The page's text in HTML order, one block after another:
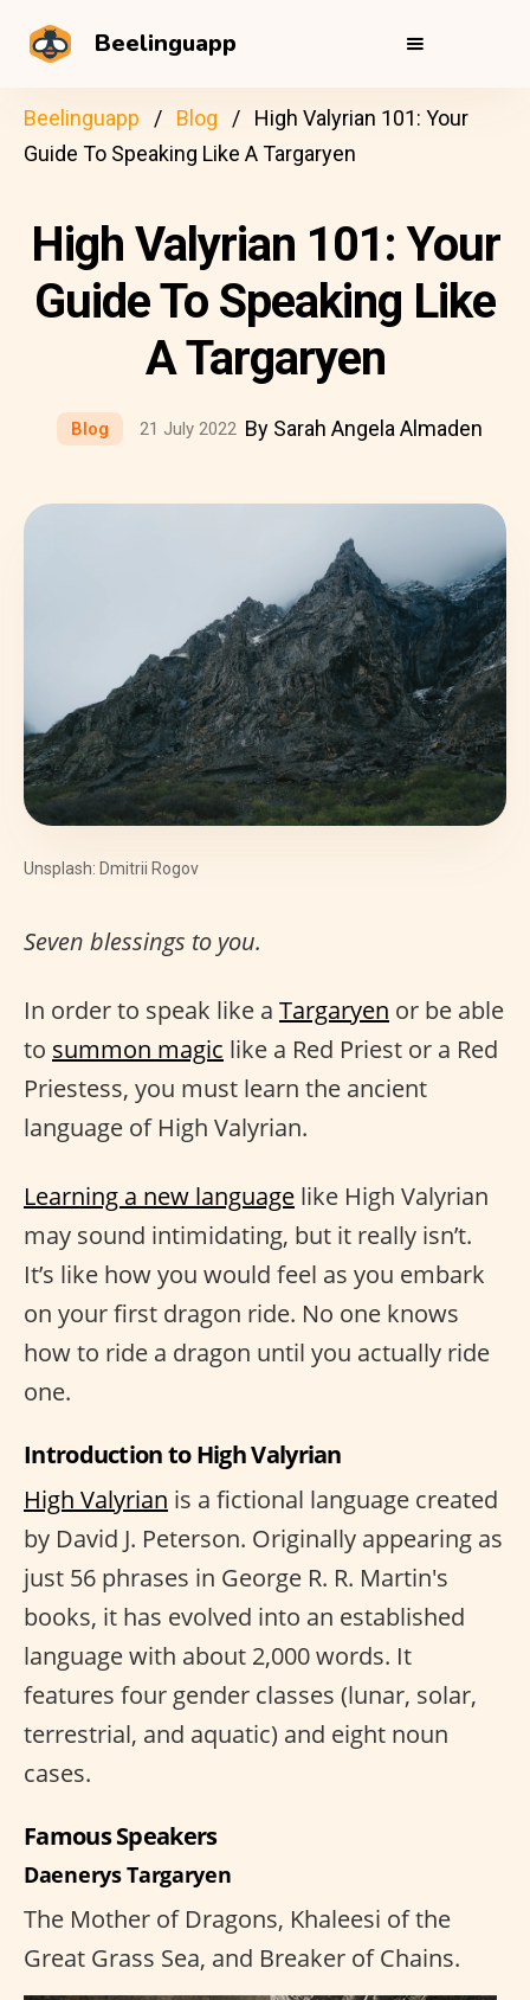
Beelinguapp
Beelinguapp Blog
High Valyrian 101: Your
Guide To Speaking Like A Targaryen
High Valyrian 101: Your
Guide To Speaking Like
A Targaryen
Blog 21 July 2022 By Sarah Angela Almaden
Unsplash: Dmitrii Rogov
Seven blessings to you.
In order to speak like a Targaryen or be able
to summon magic like a Red Priest or a Red
Priestess, you must learn the ancient
language of High Valyrian.
Learning a new language like High Valyrian
may sound intimidating, but it really isn’t.
It’s like how you would feel as you embark
on your first dragon ride. No one knows
how to ride a dragon until you actually ride
one.
Introduction to High Valyrian
High Valyrian is a fictional language created
by David J. Peterson. Originally appearing as
just 56 phrases in George R. R. Martin's
books, it has evolved into an established
language with about 2,000 words. It
features four gender classes (lunar, solar,
terrestrial, and aquatic) and eight noun
cases.
Famous Speakers
Daenerys Targaryen
The Mother of Dragons, Khaleesi of the
Great Grass Sea, and Breaker of Chains.